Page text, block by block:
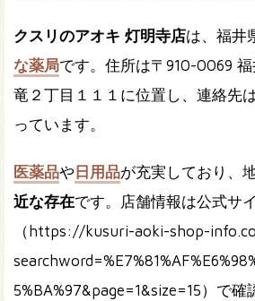
クスリのアオキ 灯明寺店は、福井
な薬局です。住所は〒910-0069
竜２丁目１１１に位置し、連絡先
っています。
医薬品や 日用品が充実しており、
近な存在です。店舗情報は公式サ
（https://kusuri-aoki-shop-
5%BA%97&page=1&size=15）で確